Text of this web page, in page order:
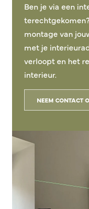
Ben je via een
montage van
met je
verloopt en het
interieur.
NEEM CONTACT